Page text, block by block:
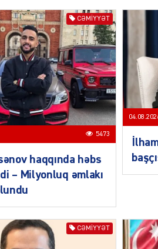
CƏMIYYƏT
5473
haqqında həbs
– Milyonluq əmlakı
CƏMIYYƏT